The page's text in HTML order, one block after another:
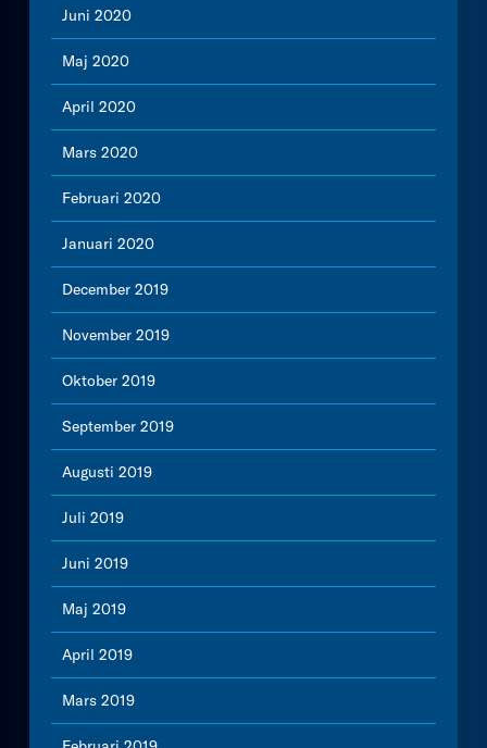
Juni 2020
Maj 2020
April 2020
Mars 2020
Februari 2020
Januari 2020
December 2019
November 2019
Oktober 2019
September 2019
Augusti 2019
Juli 2019
Juni 2019
Maj 2019
April 2019
Mars 2019